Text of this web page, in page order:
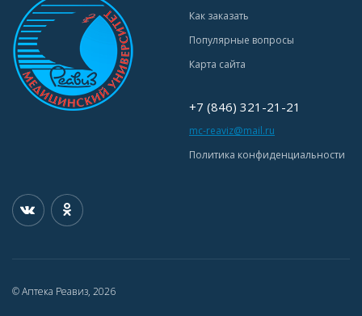
Как заказать
Популярные вопросы
Карта сайта
+7 (846) 321-21-21
mc-reaviz@mail.ru
Политика конфиденциальности
© Аптека Реавиз, 2026